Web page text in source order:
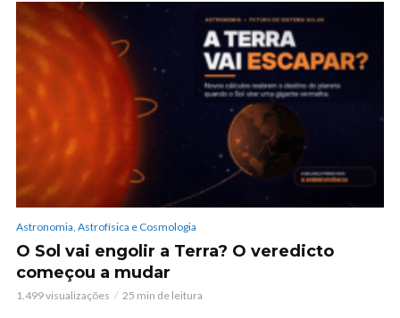
Astronomia, Astrofísica e Cosmologia
O Sol vai engolir a Terra? O veredicto
começou a mudar
1.499 visualizações 25 min de leitura